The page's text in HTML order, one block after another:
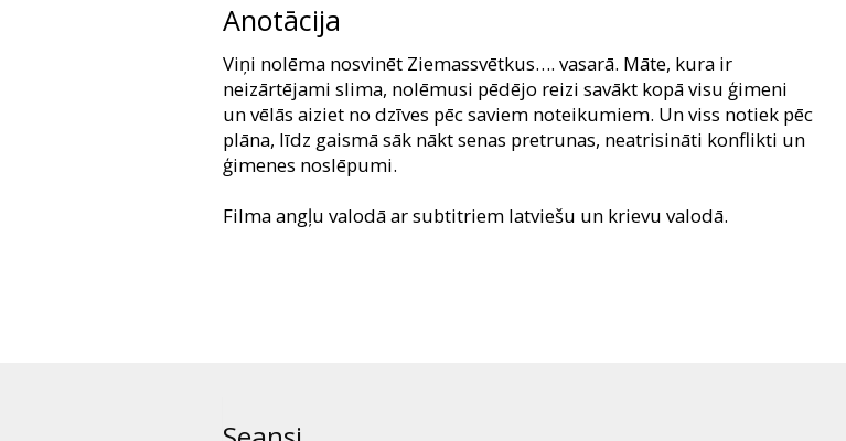
Anotācija
Viņi nolēma nosvinēt Ziemassvētkus…. vasarā. Māte, kura ir
neizārtējami slima, nolēmusi pēdējo reizi savākt kopā visu ģimeni
un vēlās aiziet no dzīves pēc saviem noteikumiem. Un viss notiek pēc
plāna, līdz gaismā sāk nākt senas pretrunas, neatrisināti konflikti un
ģimenes noslēpumi.
Filma angļu valodā ar subtitriem latviešu un krievu valodā.